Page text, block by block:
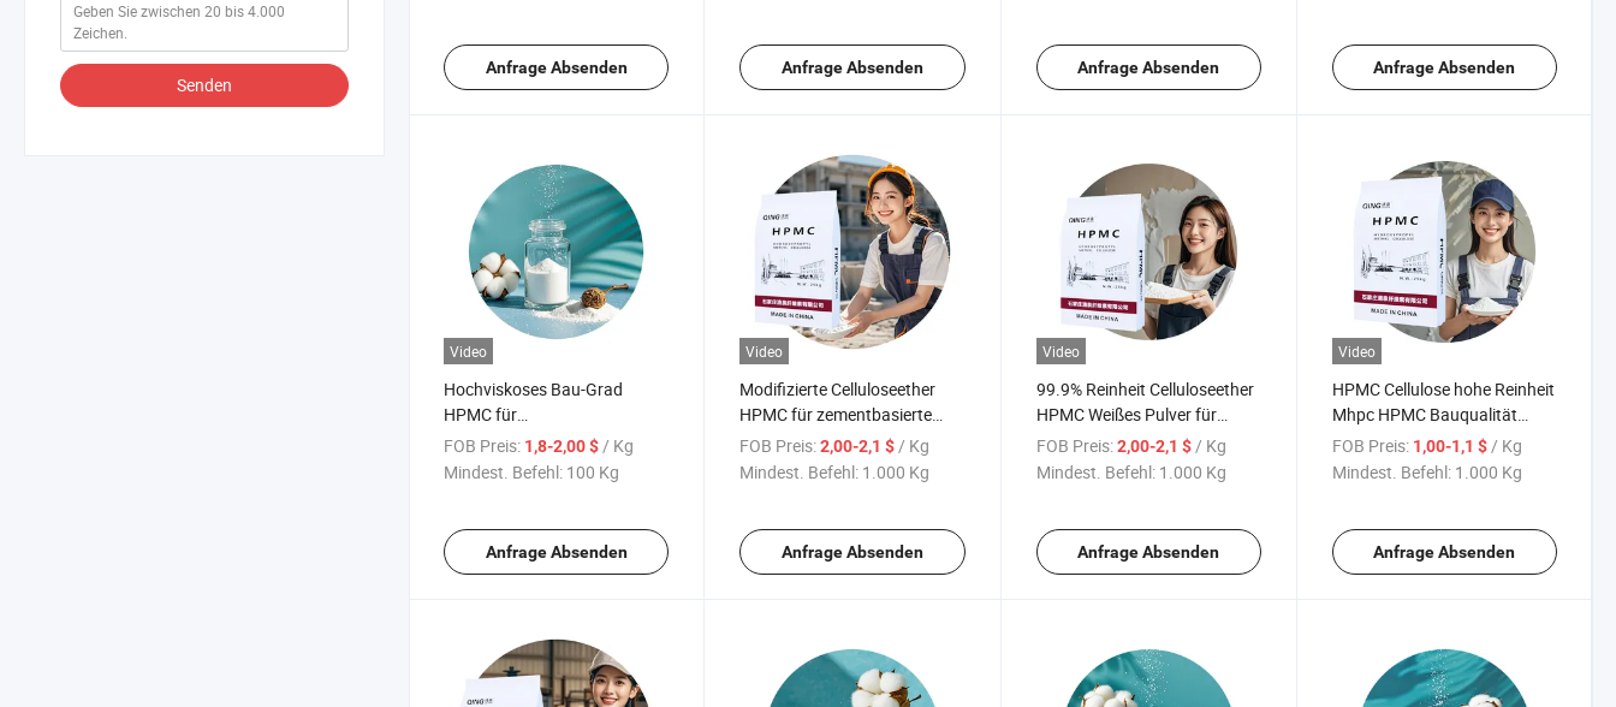
Senden
Anfrage Absenden Anfrage Absenden Anfrage Absenden Anfrage Absenden
Video
Hochviskoses Bau-Grad
HPMC für
Zementfliesenkleber Verdicker
FOB Preis: 1,8-2,00 $ / Kg
Mindest. Befehl: 100 Kg
Anfrage Absenden
Video
Modifizierte Celluloseether
HPMC für zementbasierte
Putz- und Mauerwerksmörtel
FOB Preis: 2,00-2,1 $ / Kg
Mindest. Befehl: 1.000 Kg
Anfrage Absenden
Video
99.9% Reinheit Celluloseether
HPMC Weißes Pulver für
industrielle Anwendungen
FOB Preis: 2,00-2,1 $ / Kg
Mindest. Befehl: 1.000 Kg
Anfrage Absenden
Video
HPMC Cellulose hohe Reinheit
Mhpc HPMC Bauqualität
Hydroxypropylmethylcellulose
Pulver
FOB Preis: 1,00-1,1 $ / Kg
Mindest. Befehl: 1.000 Kg
Anfrage Absenden